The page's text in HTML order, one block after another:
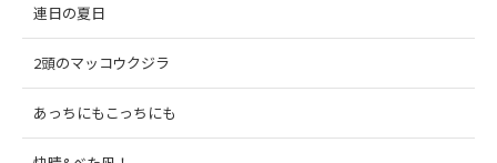
連日の夏日
2頭のマッコウクジラ
あっちにもこっちにも